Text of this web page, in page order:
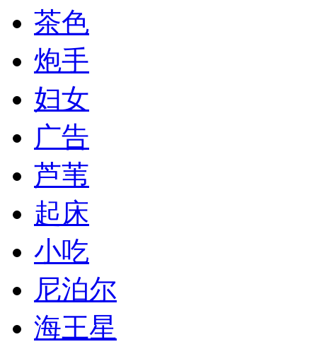
茶色
炮手
妇女
广告
芦苇
起床
小吃
尼泊尔
海王星